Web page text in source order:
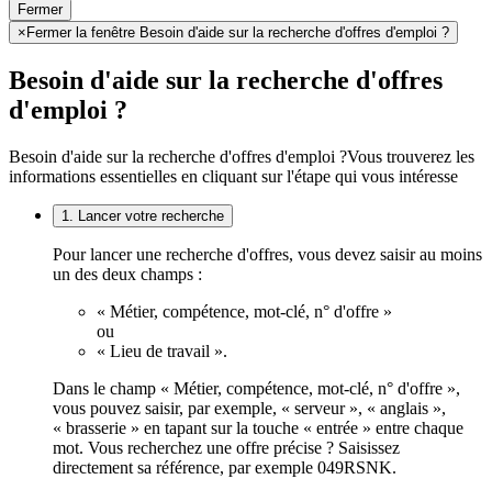
Fermer
× Fermer la fenêtre Besoin d'aide sur la recherche d'offres d'emploi ?
Besoin d'aide sur la recherche d'offres
d'emploi ?
Besoin d'aide sur la recherche d'offres d'emploi ?Vous trouverez les
informations essentielles en cliquant sur l'étape qui vous intéresse
1. Lancer votre recherche
Pour lancer une recherche d'offres, vous devez saisir au moins
un des deux champs :
« Métier, compétence, mot-clé, n° d'offre »
ou
« Lieu de travail ».
Dans le champ « Métier, compétence, mot-clé, n° d'offre »,
vous pouvez saisir, par exemple, « serveur », « anglais »,
« brasserie » en tapant sur la touche « entrée » entre chaque
mot. Vous recherchez une offre précise ? Saisissez
directement sa référence, par exemple 049RSNK.